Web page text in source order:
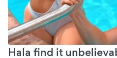
Hala find it